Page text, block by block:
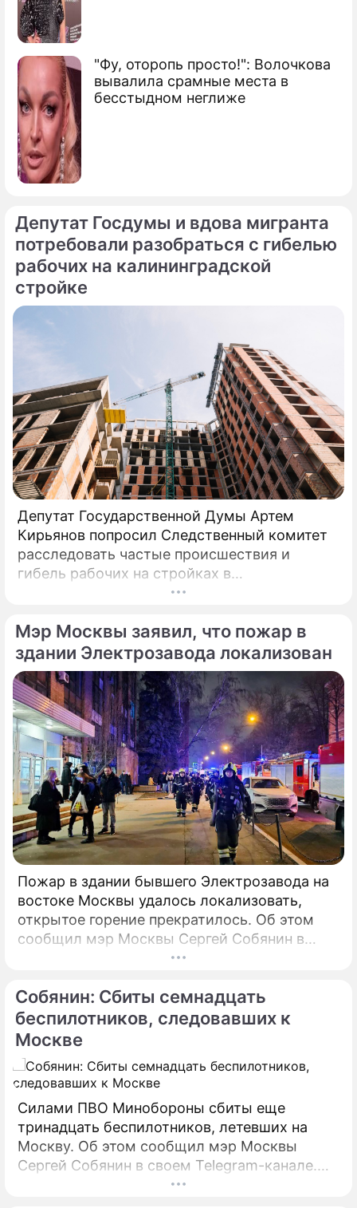
"Фу, оторопь просто!": Волочкова
вывалила срамные места в
бесстыдном неглиже
Депутат Госдумы и вдова мигранта
потребовали разобраться с гибелью
рабочих на калининградской
стройке
Депутат Государственной Думы Артем
Кирьянов попросил Следственный комитет
расследовать частые происшествия и
гибель рабочих на стройках в
Калининградской области.
распоряжении редакции) депутат направил
6 февраля 2025 года председателю СК РФ
Александру Бастрыкину. В письме Кирьянов
отмечает, что число несчастных случаев в
регионе продолжает расти.
Мэр Москвы заявил, что пожар в
здании Электрозавода локализован
Пожар в здании бывшего Электрозавода на
востоке Москвы удалось локализовать,
открытое горение прекратилось. Об этом
сообщил мэр Москвы Сергей Собянин в
своем Telegram-канале. По его словам, в
предпринимаются все меры по ликвидации
пожара.
Собянин: Сбиты семнадцать
беспилотников, следовавших к
Москве
Силами ПВО Минобороны сбиты еще
тринадцать беспилотников, летевших на
Москву. Об этом сообщил мэр Москвы
Сергей Собянин в своем Telegram-канале.
БПЛА уничтожены в городских округах